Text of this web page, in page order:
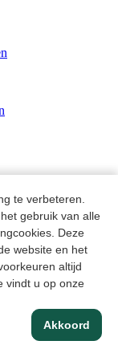
te verbeteren.
gebruik van alle
Deze
website en het
altijd
vindt u op onze
Akkoord